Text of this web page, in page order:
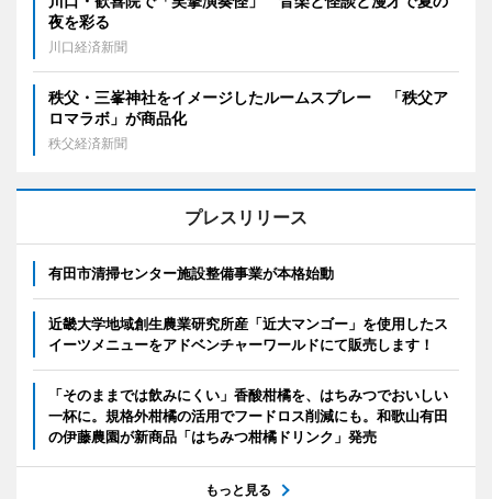
夜を彩る
川口経済新聞
秩父・三峯神社をイメージしたルームスプレー 「秩父ア
ロマラボ」が商品化
秩父経済新聞
プレスリリース
有田市清掃センター施設整備事業が本格始動
近畿大学地域創生農業研究所産「近大マンゴー」を使用したス
イーツメニューをアドベンチャーワールドにて販売します！
「そのままでは飲みにくい」香酸柑橘を、はちみつでおいしい
一杯に。規格外柑橘の活用でフードロス削減にも。和歌山有田
の伊藤農園が新商品「はちみつ柑橘ドリンク」発売
もっと見る